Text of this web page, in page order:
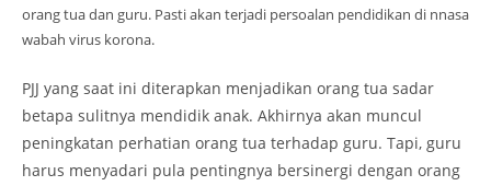
orang tua dan guru. Pasti akan terjadi persoalan pendidikan di nnasa
wabah virus korona.
PJJ yang saat ini diterapkan menjadikan orang tua sadar
betapa sulitnya mendidik anak. Akhirnya akan muncul
peningkatan perhatian orang tua terhadap guru. Tapi, guru
harus menyadari pula pentingnya bersinergi dengan orang